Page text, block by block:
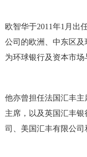
欧智华于2011年1月出
公司的欧洲、中东区及
为环球银行及资本市场
他亦曾担任法国汇丰主
主席，以及英国汇丰
司、美国汇丰有限公司